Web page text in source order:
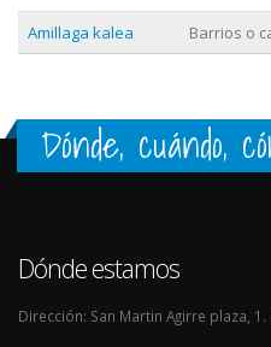
Amillaga kalea
Barrios o
Dónde, cuándo,
Dónde estamos
Dirección: San Martin Agirre plaza,